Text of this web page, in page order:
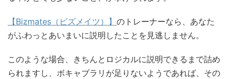
【Bizmates（ビズメイツ）】 のトレーナーなら、あなた
がふわっとあいまいに説明したことを見逃しません。
このような場合、きちんとロジカルに説明できるまで詰め
られますし、ボキャブラリが足りないようであれば、その